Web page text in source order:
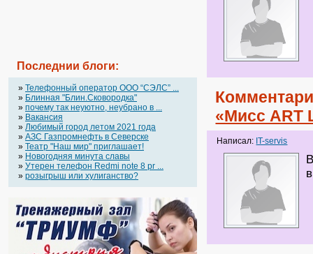
Последнии блоги:
» Телефонный оператор OOO “СЭЛС” ...
» Блинная "Блин.Сковородка"
» почему так неуютно, неубрано в ...
» Вакансия
» Любимый город летом 2021 года
» АЗС Газпромнефть в Северске
» Театр "Наш мир" приглашает!
» Новогодняя минута славы
» Утерен телефон Redmi note 8 pr ...
» розыгрыш или хулиганство?
«Мисс ART
Написал: IT-servis